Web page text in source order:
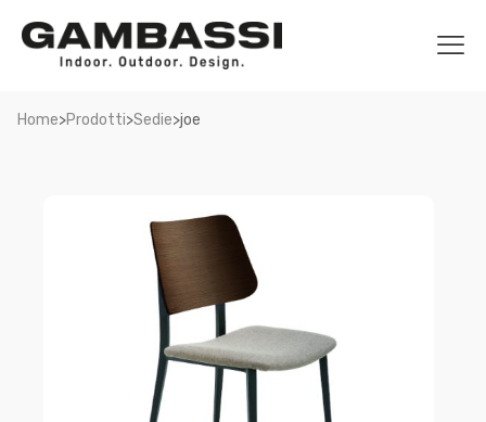
Home>Prodotti>Sedie>joe